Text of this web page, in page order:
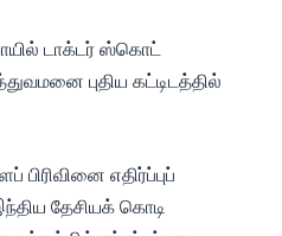
டாக்டர் ஸ்கொட்
புதிய கட்டிடத்தில்
எதிர்ப்புப்
தேசியக் கொடி